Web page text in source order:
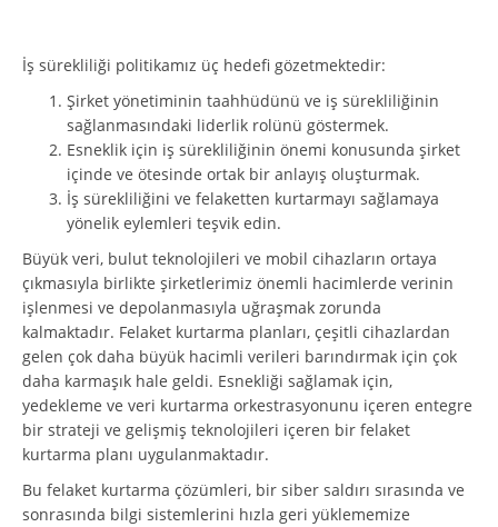
İş sürekliliği politikamız üç hedefi gözetmektedir:
Şirket yönetiminin taahhüdünü ve iş sürekliliğinin
sağlanmasındaki liderlik rolünü göstermek.
Esneklik için iş sürekliliğinin önemi konusunda şirket
içinde ve ötesinde ortak bir anlayış oluşturmak.
İş sürekliliğini ve felaketten kurtarmayı sağlamaya
yönelik eylemleri teşvik edin.
Büyük veri, bulut teknolojileri ve mobil cihazların ortaya
çıkmasıyla birlikte şirketlerimiz önemli hacimlerde verinin
işlenmesi ve depolanmasıyla uğraşmak zorunda
kalmaktadır. Felaket kurtarma planları, çeşitli cihazlardan
gelen çok daha büyük hacimli verileri barındırmak için çok
daha karmaşık hale geldi. Esnekliği sağlamak için,
yedekleme ve veri kurtarma orkestrasyonunu içeren entegre
bir strateji ve gelişmiş teknolojileri içeren bir felaket
kurtarma planı uygulanmaktadır.
Bu felaket kurtarma çözümleri, bir siber saldırı sırasında ve
sonrasında bilgi sistemlerini hızla geri yüklememize